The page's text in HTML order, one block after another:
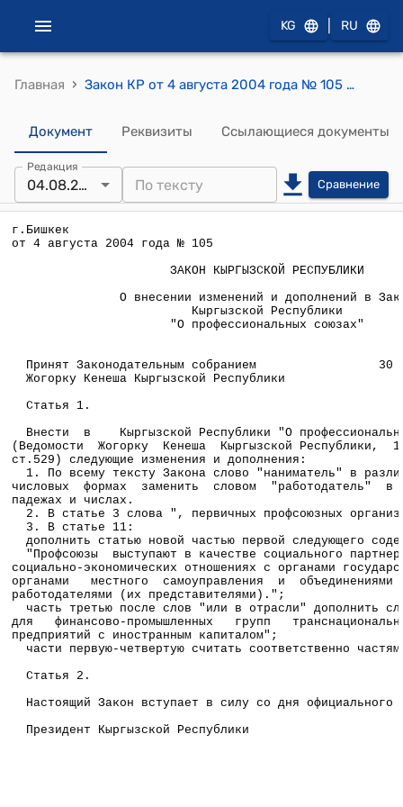
KG RU
Главная › Закон КР от 4 августа 2004 года № 105 "О внесении изменений и дополнений в Закон Кыргызской Республики "О профессиональных союзах"
Документ Реквизиты Ссылающиеся документы
Редакция
04.08.2004 Сравнение